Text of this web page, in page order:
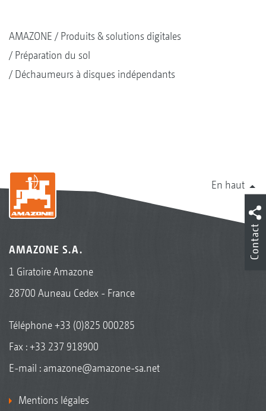
AMAZONE
Produits & solutions digitales
Préparation du sol
Déchaumeurs à disques indépendants
En haut
AMAZONE S.A.
1 Giratoire Amazone
28700 Auneau Cedex - France
Téléphone+33 (0)825 000285
Fax : +33 237 918900
E-mail : amazone@amazone-sa.net
Mentions légales
Contact